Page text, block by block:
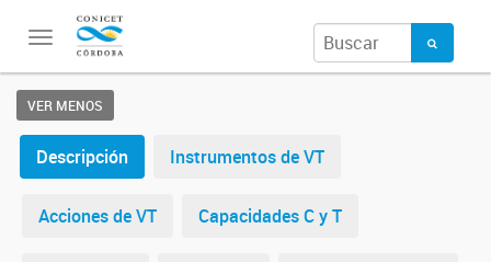
Toggle
navigation
VER MENOS
Descripción Instrumentos de VT
Acciones de VT Capacidades C y T